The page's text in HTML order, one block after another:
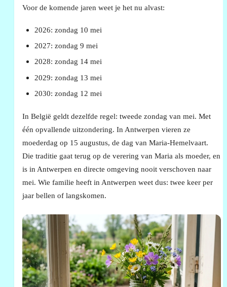
Voor de komende jaren weet je het nu alvast:
2026: zondag 10 mei
2027: zondag 9 mei
2028: zondag 14 mei
2029: zondag 13 mei
2030: zondag 12 mei
In België geldt dezelfde regel: tweede zondag van mei. Met
één opvallende uitzondering. In Antwerpen vieren ze
moederdag op 15 augustus, de dag van Maria-Hemelvaart.
Die traditie gaat terug op de verering van Maria als moeder, en
is in Antwerpen en directe omgeving nooit verschoven naar
mei. Wie familie heeft in Antwerpen weet dus: twee keer per
jaar bellen of langskomen.